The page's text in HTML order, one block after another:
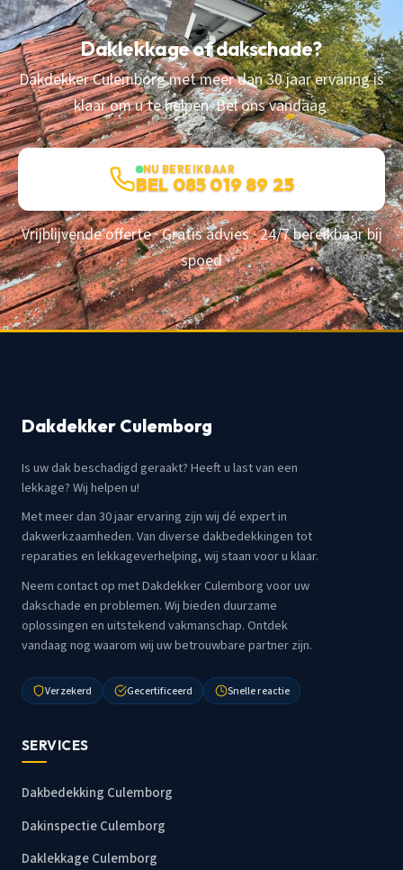
Daklekkage of dakschade?
Dakdekker Culemborg met meer dan 30 jaar ervaring is
klaar om u te helpen. Bel ons vandaag.
NU BEREIKBAAR
BEL 085 019 89 25
Vrijblijvende offerte · Gratis advies · 24/7 bereikbaar bij
spoed
Dakdekker Culemborg
Is uw dak beschadigd geraakt? Heeft u last van een
lekkage? Wij helpen u!
Met meer dan 30 jaar ervaring zijn wij dé expert in
dakwerkzaamheden. Van diverse dakbedekkingen tot
reparaties en lekkageverhelping, wij staan voor u klaar.
Neem contact op met Dakdekker Culemborg voor uw
dakschade en problemen. Wij bieden duurzame
oplossingen en uitstekend vakmanschap. Ontdek
vandaag nog waarom wij uw betrouwbare partner zijn.
Verzekerd Gecertificeerd Snelle reactie
SERVICES
Dakbedekking Culemborg
Dakinspectie Culemborg
Daklekkage Culemborg